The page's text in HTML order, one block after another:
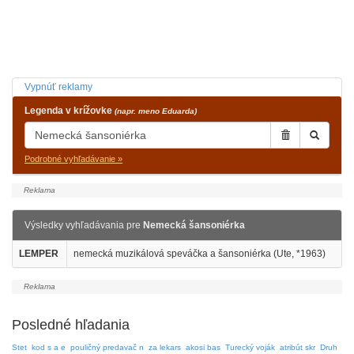
Vypnúť reklamy
Legenda v krížovke (napr. meno Eduarda)
Podrobné vyhľadávanie »
Výsledky vyhľadávania pre Nemecká šansoniérka
LEMPER nemecká muzikálová speváčka a šansoniérka (Ute, *1963)
Posledné hľadania
Stet kod s a e pouličný predavač n za lekars akosi bas Turecký voják atribút skr Druh